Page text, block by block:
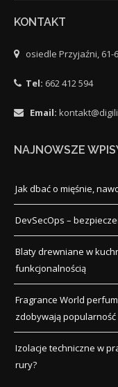
KONTAKT
osiedle Przyjaźni,
Tel: 662 412 594
Email:
NAJNOWSZE
Jak dbać o mięśnie,
DevSecOps –
Blaty drewniane w
funkcjonalnością
Fragrance World
zdobywają popularność
Izolacje techniczne w
rury?